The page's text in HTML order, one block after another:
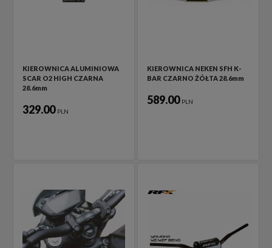
KIEROWNICA ALUMINIOWA
SCAR O2 HIGH CZARNA
28.6mm
329.00 PLN
KIEROWNICA NEKEN SFH K-
BAR CZARNO ŻÓŁTA 28.6mm
589.00 PLN